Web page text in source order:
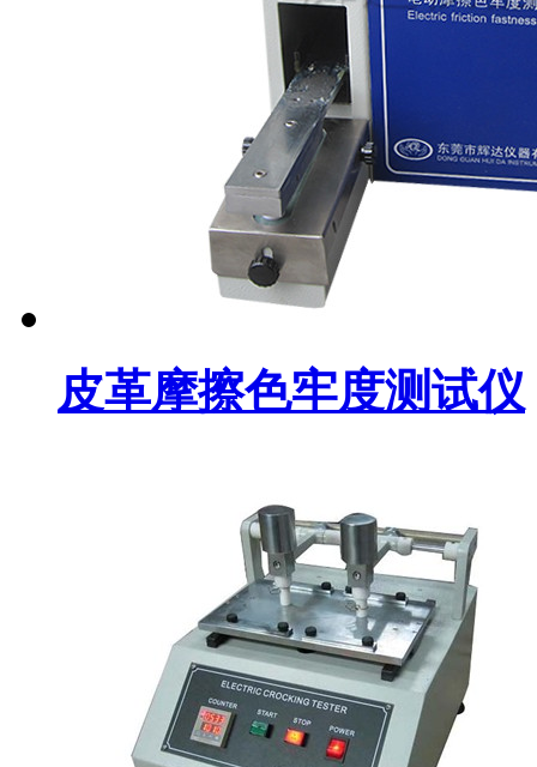
皮革摩擦色牢度测试仪